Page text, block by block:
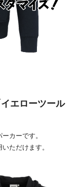
エローツール
カーです。
ただけます。